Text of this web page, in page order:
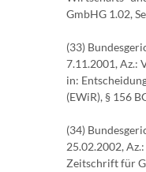
GmbHG 1.02,
(33)
7.11.2001, Az.:
in:
(EWiR), § 156
(34)
25.02.2002,
Zeitschrift für